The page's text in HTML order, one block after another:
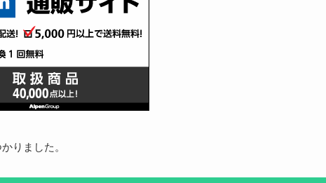
りました。